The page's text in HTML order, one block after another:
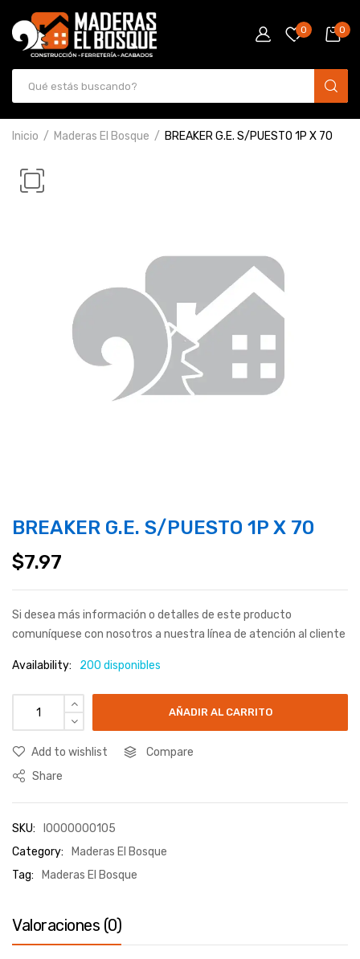
0 0
Inicio Maderas El Bosque BREAKER G.E. S/PUESTO 1P X 70
BREAKER G.E. S/PUESTO 1P X 70
$7.97
Si desea más información o detalles de este producto
comuníquese con nosotros a nuestra línea de atención al cliente
Availability: 200 disponibles
AÑADIR AL CARRITO
Add to wishlist
Compare
Share
SKU:
I0000000105
Category:
Maderas El Bosque
Tag:
Maderas El Bosque
Valoraciones (0)